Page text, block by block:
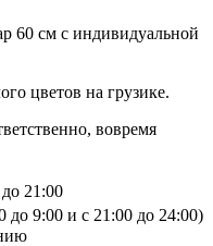
60 см с индивидуальной
цветов на грузике.
вовремя
21:00
до 9:00 и с 21:00 до 24:00)